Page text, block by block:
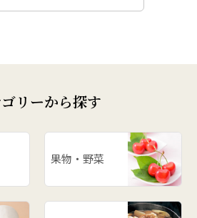
リーから探す
果物・野菜